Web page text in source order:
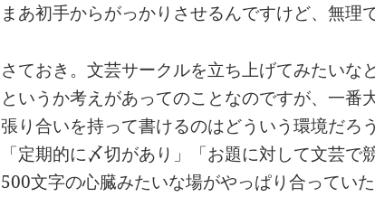
まあ初手からがっかりさせるんですけど、無理で
さておき。文芸サークルを立ち上げてみたいな
というか考えがあってのことなのですが、一番
張り合いを持って書けるのはどういう環境だろ
「定期的に〆切があり」「お題に対して文芸で
500文字の心臓みたいな場がやっぱり合ってい